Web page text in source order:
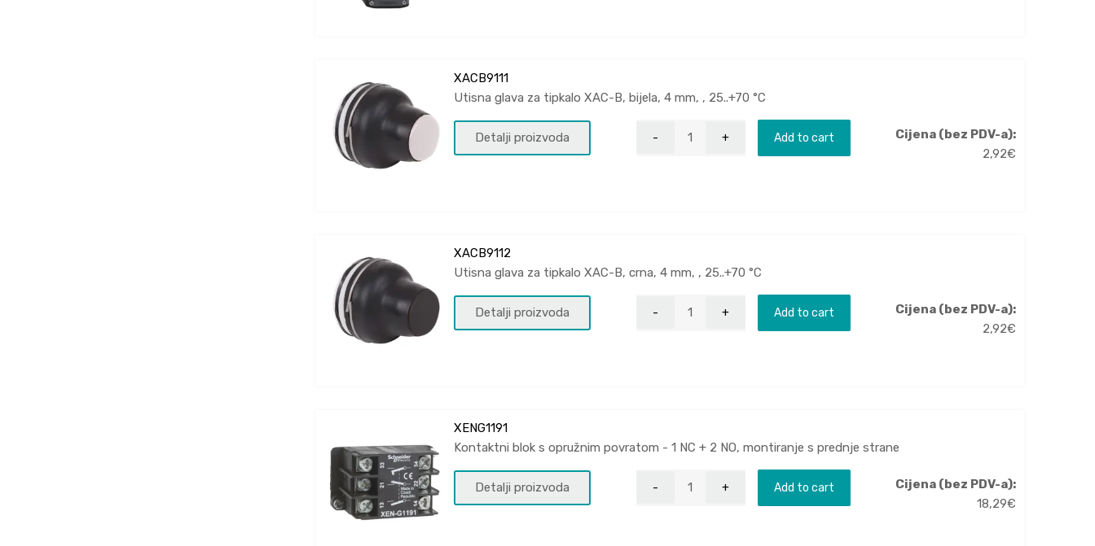
XACB9111
Utisna glava za tipkalo XAC-B, bijela, 4 mm, , 25..+70 °C
Detalji proizvoda Add to cart
Cijena (bez PDV-a):
2,92€
XACB9112
Utisna glava za tipkalo XAC-B, crna, 4 mm, , 25..+70 °C
Detalji proizvoda Add to cart
Cijena (bez PDV-a):
2,92€
XENG1191
Kontaktni blok s opružnim povratom - 1 NC + 2 NO, montiranje s prednje strane
Detalji proizvoda Add to cart
Cijena (bez PDV-a):
18,29€